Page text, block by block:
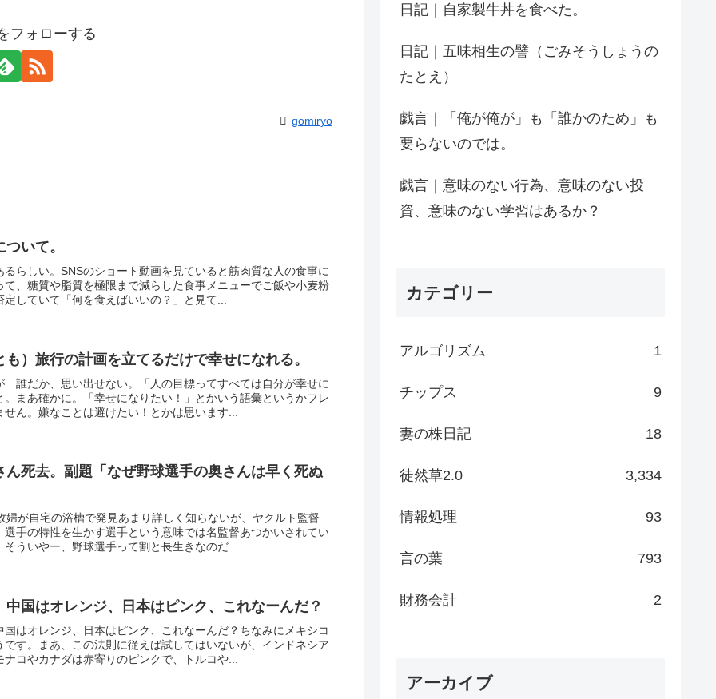
フォローする
gomiryo
いて。
らしい。SNSのショート動画を見ていると筋肉質な人の食事に
、糖質や脂質を極限まで減らした食事メニューでご飯や小麦粉
していて「何を食えばいいの？」と見て...
）旅行の計画を立てるだけで幸せになれる。
…誰だか、思い出せない。「人の目標ってすべては自分が幸せに
まあ確かに。「幸せになりたい！」とかいう語彙というかフレ
ん。嫌なことは避けたい！とかは思います...
ん死去。副題「なぜ野球選手の奥さんは早く死ぬ
が自宅の浴槽で発見あまり詳しく知らないが、ヤクルト監督
手の特性を生かす選手という意味では名監督あつかいされてい
ういやー、野球選手って割と長生きなのだ...
国はオレンジ、日本はピンク、これなーんだ？
はオレンジ、日本はピンク、これなーんだ？ちなみにメキシコ
す。まあ、この法則に従えば試してはいないが、インドネシア
コやカナダは赤寄りのピンクで、トルコや...
日記｜自家製牛丼を食べた。
日記｜五味相生の譬（ごみそうしょうの
たとえ）
戯言｜「俺が俺が」も「誰かのため」も
要らないのでは。
戯言｜意味のない行為、意味のない投
資、意味のない学習はあるか？
カテゴリー
アルゴリズム 1
チップス 9
妻の株日記 18
徒然草2.0 3,334
情報処理 93
言の葉 793
財務会計 2
アーカイブ